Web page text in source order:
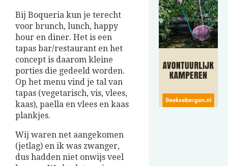
Bij Boqueria kun je terecht
voor brunch, lunch, happy
hour en diner. Het is een
tapas bar/restaurant en het
concept is daarom kleine
porties die gedeeld worden.
Op het menu vind je tal van
tapas (vegetarisch, vis, vlees,
kaas), paella en vlees en kaas
plankjes.
Wij waren net aangekomen
(jetlag) en ik was zwanger,
dus hadden niet onwijs veel